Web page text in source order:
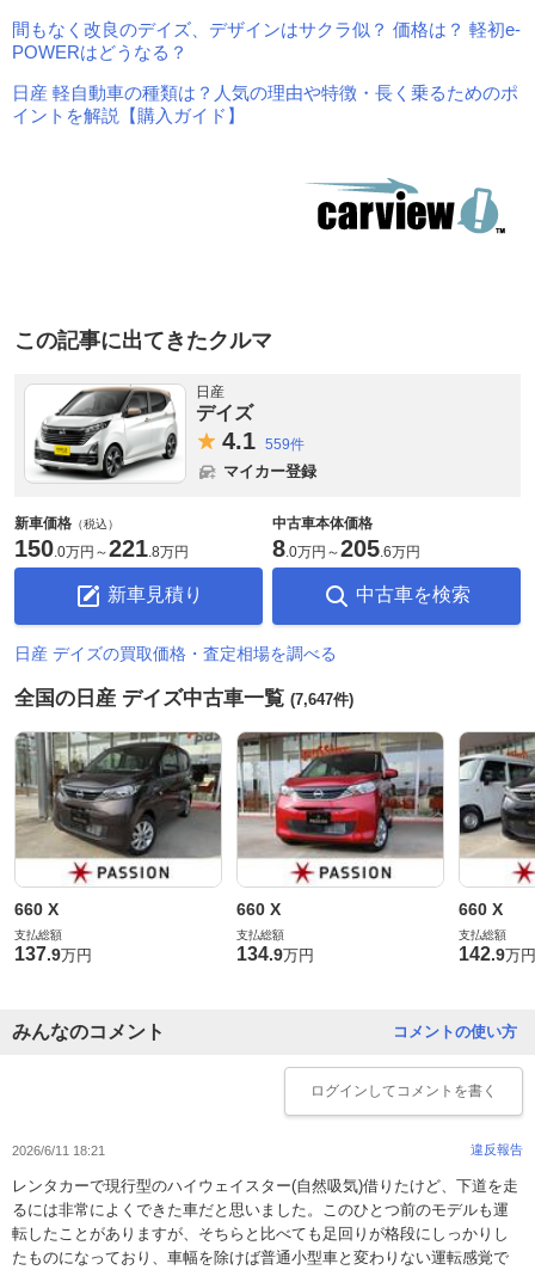
間もなく改良のデイズ、デザインはサクラ似？ 価格は？ 軽初e-
POWERはどうなる？
日産 軽自動車の種類は？人気の理由や特徴・長く乗るためのポ
イントを解説【購入ガイド】
この記事に出てきたクルマ
日産
デイズ
4.1 559件
マイカー登録
新車価格 （税込）
150 0万円 ～221 8万円
新車見積り
中古車本体価格
8 0万円 ～205 6万円
中古車を検索
日産 デイズの買取価格・査定相場を調べる
全国の日産 デイズ中古車一覧 (7,647件)
660 X
支払総額
137.9万円
660 X
支払総額
134.9万円
660 X
支払総額
142.9万円
コメントの使い方
みんなのコメント
ログイン してコメントを書く
2026/6/11 18:21 違反報告
レンタカーで現行型のハイウェイスター(自然吸気)借りたけど、下道を走
るには非常によくできた車だと思いました。このひとつ前のモデルも運
転したことがありますが、そちらと比べても足回りが格段にしっかりし
たものになっており、車幅を除けば普通小型車と変わりない運転感覚で